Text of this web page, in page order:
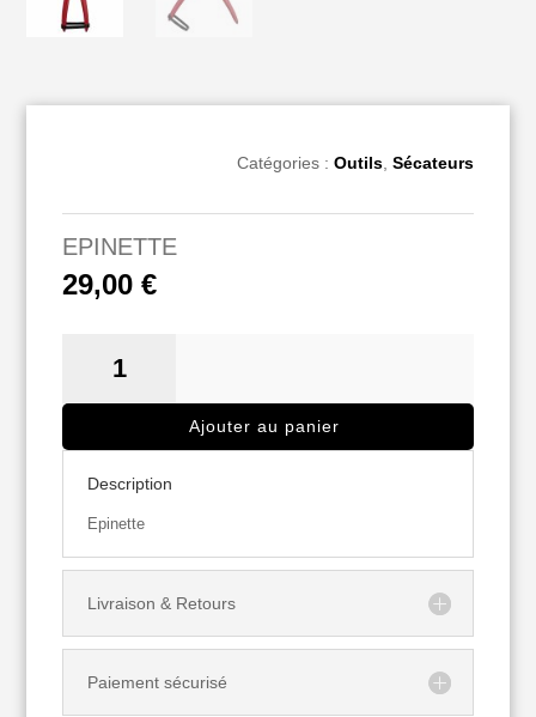
Catégories : Outils, Sécateurs
EPINETTE
29,00€
EPINETTE
Ajouter au panier
Description
Epinette
Livraison & Retours
Paiement sécurisé